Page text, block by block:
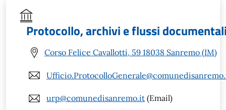
Protocollo, archivi e flussi
Corso Felice Cavallotti, 59 18038 Sanremo (IM)
urp@comunedisanremo.it (Email)